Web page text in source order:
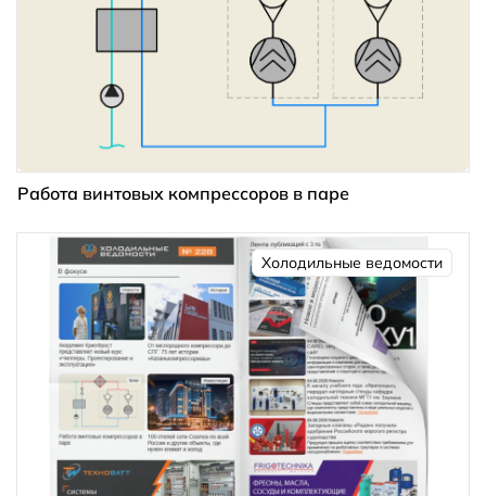
Работа винтовых компрессоров в паре
Холодильные ведомости